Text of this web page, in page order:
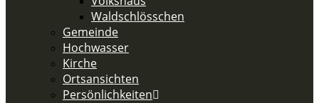
Waldschlösschen
Gemeinde
Hochwasser
Kirche
Ortsansichten
Persönlichkeiten